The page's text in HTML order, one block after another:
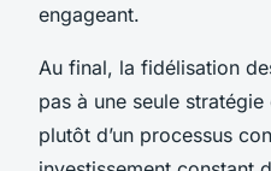
engageant.
Au final, la fidélisation
pas à une seule
plutôt d’un processus